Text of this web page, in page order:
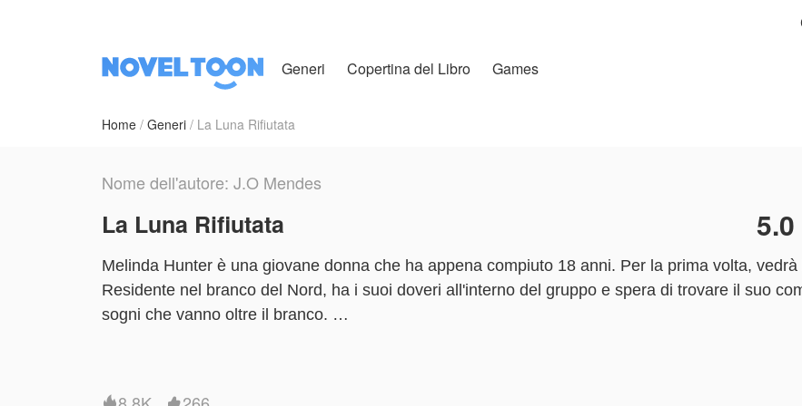
Generi Copertina del Libro Games
Home Generi La Luna Rifiutata
Nome dell'autore: J.O Mendes
La Luna Rifiutata 5.0
Melinda Hunter è una giovane donna che ha appena compiuto 18 anni. Per la prima volta,
Residente nel branco del Nord, ha i suoi doveri all'interno del gruppo e spera di trovare il suo
sogni che vanno oltre il branco.
 